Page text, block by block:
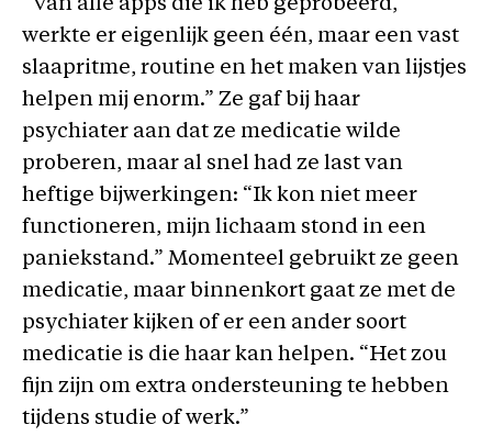
“Van alle apps die ik heb geprobeerd,
werkte er eigenlijk geen één, maar een vast
slaapritme, routine en het maken van lijstjes
helpen mij enorm.” Ze gaf bij haar
psychiater aan dat ze medicatie wilde
proberen, maar al snel had ze last van
heftige bijwerkingen: “Ik kon niet meer
functioneren, mijn lichaam stond in een
paniekstand.” Momenteel gebruikt ze geen
medicatie, maar binnenkort gaat ze met de
psychiater kijken of er een ander soort
medicatie is die haar kan helpen. “Het zou
fijn zijn om extra ondersteuning te hebben
tijdens studie of werk.”